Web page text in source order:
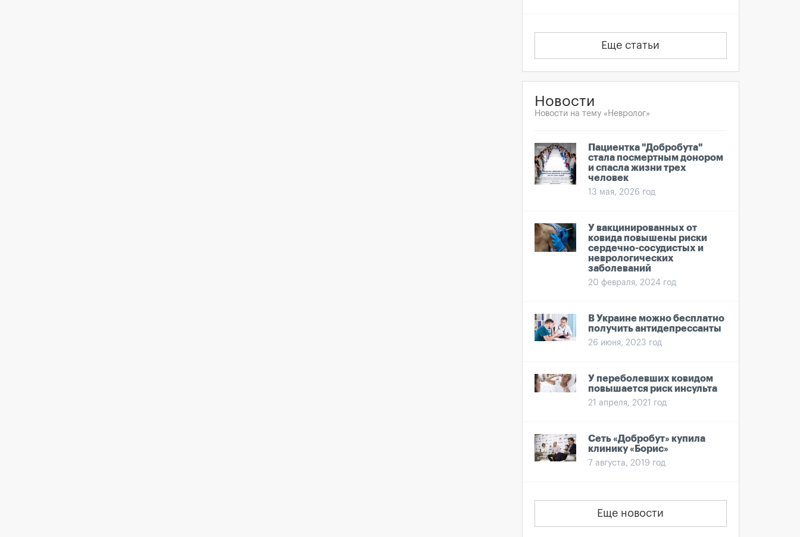
Еще статьи
Новости
Новости на тему «Невролог»
Пациентка "Добробута"
стала посмертным донором
и спасла жизни трех
человек
13 мая, 2026 год
У вакцинированных от
ковида повышены риски
сердечно-сосудистых и
неврологических
заболеваний
20 февраля, 2024 год
В Украине можно бесплатно
получить антидепрессанты
26 июня, 2023 год
У переболевших ковидом
повышается риск инсульта
21 апреля, 2021 год
Сеть «Добробут» купила
клинику «Борис»
7 августа, 2019 год
Еще новости